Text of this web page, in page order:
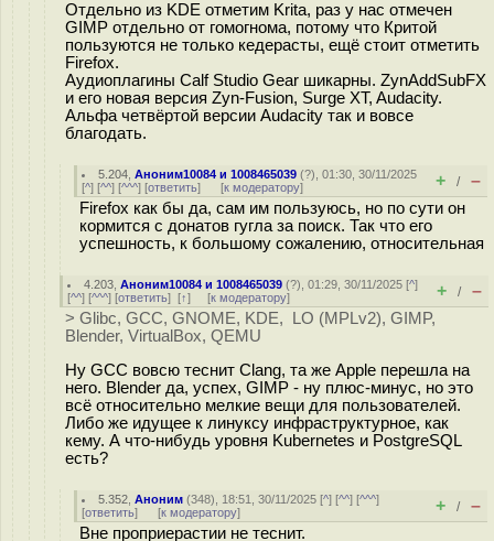
Отдельно из KDE отметим Krita, раз у нас отмечен
GIMP отдельно от гомогнома, потому что Критой
пользуются не только кедерасты, ещё стоит отметить
Firefox.
Аудиоплагины Calf Studio Gear шикарны. ZynAddSubFX
и его новая версия Zyn-Fusion, Surge XT, Audacity.
Альфа четвёртой версии Audacity так и вовсе
благодать.
5.204 ,Аноним10084 и 1008465039 (?), 01:30, 30/11/2025
[^] [^^] [^^^] [ответить] [к модератору] + / –
Firefox как бы да, сам им пользуюсь, но по сути он
кормится с донатов гугла за поиск. Так что его
успешность, к большому сожалению, относительная
4.203 ,Аноним10084 и 1008465039 (?), 01:29, 30/11/2025 [^]
[^^] [^^^] [ответить] [↑] [к модератору] + / –
> Glibc, GCC, GNOME, KDE, LO (MPLv2), GIMP,
Blender, VirtualBox, QEMU
Ну GCC вовсю теснит Clang, та же Apple перешла на
него. Blender да, успех, GIMP - ну плюс-минус, но это
всё относительно мелкие вещи для пользователей.
Либо же идущее к линуксу инфраструктурное, как
кему. А что-нибудь уровня Kubernetes и PostgreSQL
есть?
5.352 ,Аноним (348), 18:51, 30/11/2025 [^] [^^] [^^^]
[ответить] [к модератору] + / –
Вне проприерастии не теснит.